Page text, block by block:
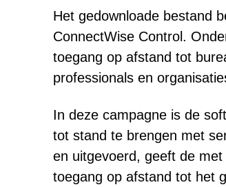
Het gedownloade bestand
ConnectWise Control.
toegang op afstand tot
professionals en
In deze campagne is de
tot stand te brengen met
en uitgevoerd, geeft de
toegang op afstand tot het